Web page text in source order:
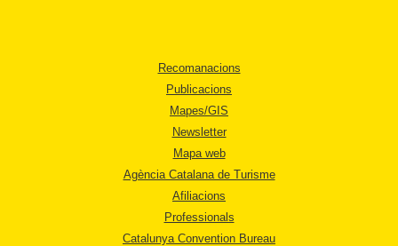
Recomanacions
Publicacions
Mapes/GIS
Newsletter
Mapa web
Agència Catalana de Turisme
Afiliacions
Professionals
Catalunya Convention Bureau